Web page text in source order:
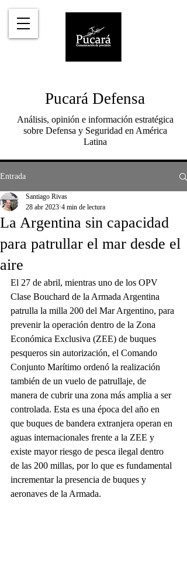
Pucará Defensa
Análisis, opinión e información estratégica
sobre Defensa y Seguridad en América
Latina
Entrada
La Argentina sin capacidad
para patrullar el mar desde el
aire
Santiago Rivas
28 abr 2023 4 min de lectura
El 27 de abril, mientras uno de los OPV
Clase Bouchard de la Armada Argentina
patrulla la milla 200 del Mar Argentino, para
prevenir la operación dentro de la Zona
Económica Exclusiva (ZEE) de buques
pesqueros sin autorización, el Comando
Conjunto Marítimo ordenó la realización
también de un vuelo de patrullaje, de
manera de cubrir una zona más amplia a ser
controlada. Esta es una época del año en
que buques de bandera extranjera operan en
aguas internacionales frente a la ZEE y
existe mayor riesgo de pesca ilegal dentro
de las 200 millas, por lo que es fundamental
incrementar la presencia de buques y
aeronaves de la Armada.